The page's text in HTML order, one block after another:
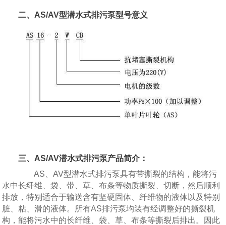
二、AS/AV型潜水式排污泵型号意义
三、AS/AV潜水式排污泵产品简介：
AS、AV型潜水式排污泵具有带撕裂的结构，能将污
水中长纤维、袋、带、草、布条等物质撕裂、切断，然后顺利
排放，特别适合于输送含有坚硬固体、纤维物的液体以及特别
脏、粘、滑的液体。所有AS排污泵均装有经调整好的撕裂机
构，能将污水中的长纤维、袋、草、布条等撕裂后排出。因此